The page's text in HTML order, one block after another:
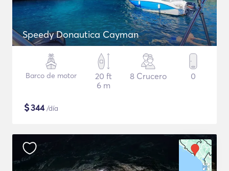
Speedy Donautica Cayman
Barco de motor
20 ft
6 m
8 Crucero 0
$344/día